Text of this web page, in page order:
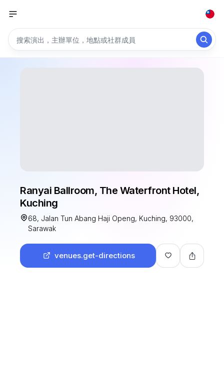
Ranyai Ballroom, The Waterfront Hotel,
Kuching
68, Jalan Tun Abang Haji Openg, Kuching, 93000,
Sarawak
venues.get-directions